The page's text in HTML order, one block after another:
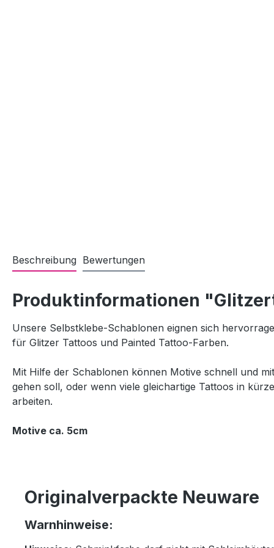
Beschreibung Bewertungen
Produktinformationen
Unsere Selbstklebe-Schablonen eignen sich
für Glitzer Tattoos und Painted Tattoo-Farben.
Mit Hilfe der Schablonen können Motive schnell und
gehen soll, oder wenn viele gleichartige Tattoos in
arbeiten.
Motive ca. 5cm
Originalverpackte Neuware
Warnhinweise: